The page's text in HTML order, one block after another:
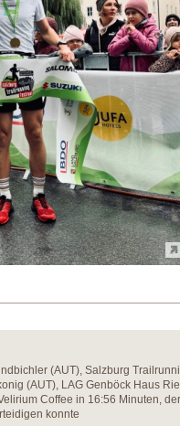
(AUT), Salzburg
(AUT), LAG Genböck Haus
Coffee in 16:56 Minuten,
konnte